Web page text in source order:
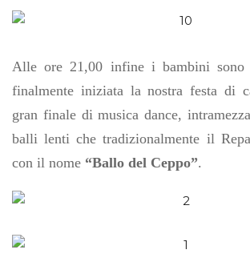
Alle ore 21,00 infine i bambini
finalmente iniziata la nostra festa di
gran finale di musica dance,
balli lenti che tradizionalmente il
con il nome “Ballo del Ceppo”.